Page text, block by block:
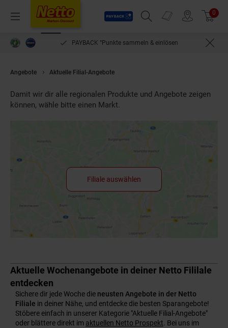
Menü
Payback
Suchfeld einblenden
Prospekte 0
PAYBACK °Punkte sammeln & einlösen
Angebote Aktuelle Filial-Angebote
Damit wir dir alle regionalen Produkte und Angebote zeigen
können, wähle bitte einen Markt.
Filiale auswählen
Aktuelle Wochenangebote in deiner Netto Fililale
entdecken
Sichere dir jede Woche die neusten Angebote in der Netto
Filiale in deiner Nähe, und entdecke die besten Sparangebote!
Stöbere einfach in unserer Kategorie "Aktuelle Filial-Angebote"
oder blättere direkt im aktuellen Netto Prospekt . Bei uns im